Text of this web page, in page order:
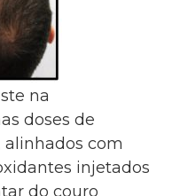
na
doses de
alinhados com
injetados
do couro